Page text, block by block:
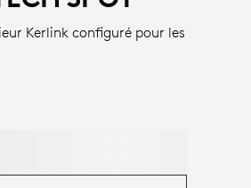
Kerlink configuré pour les